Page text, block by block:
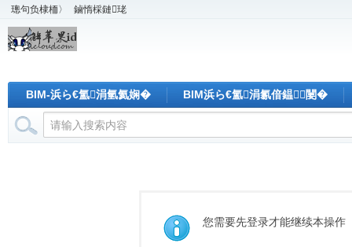
璁句负棣栭〉 鏀惰棌鏈珯
BIM-浜ら€氳涓氫氦娴� BIM浜ら€氳涓氱偣鎾闄�
您需要先登录才能继续本操作